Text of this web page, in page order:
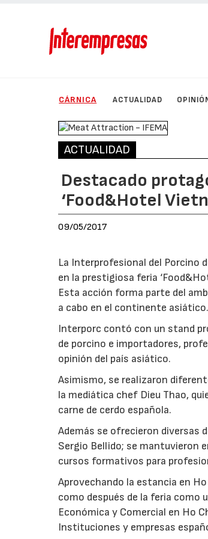
CÁRNICA ACTUALIDAD
ACTUALIDAD
Destacado
‘Food&Hotel
09/05/2017
La Interprofesional del Porcino
en la prestigiosa feria
Esta acción forma parte del
a cabo en el continente asiático.
Interporc contó con un stand
de porcino e importadores,
opinión del país asiático.
Asimismo, se realizaron
la mediática chef Dieu Thao,
carne de cerdo española.
Además se ofrecieron diversas
Sergio Bellido; se mantuvieron
cursos formativos para
Aprovechando la estancia en
como después de la feria como
Económica y Comercial en Ho
Instituciones y empresas